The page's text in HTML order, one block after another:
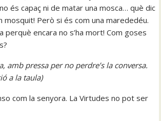
és capaç ni de matar una mosca… què dic
mosquit! Però si és com una marededéu.
perquè encara no s’ha mort! Com goses
amb pressa per no perdre’s la conversa.
a la taula)
com la senyora. La Virtudes no pot ser